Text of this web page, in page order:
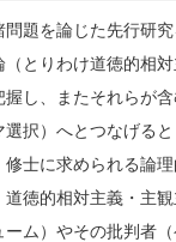
問題を論じた先行研
（とりわけ道徳的相
し、またそれらが
択）へとつなげる
修士に求められる論
道徳的相対主義・主
ーム）やその批判者